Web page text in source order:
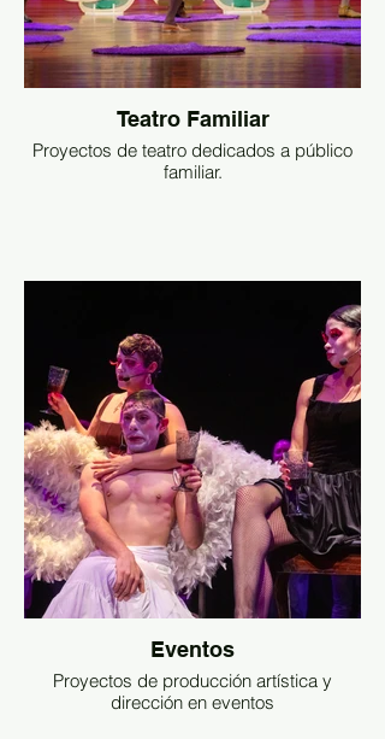
Teatro Familiar
Proyectos de teatro dedicados a público
familiar.
Eventos
Proyectos de producción artística y
dirección en eventos